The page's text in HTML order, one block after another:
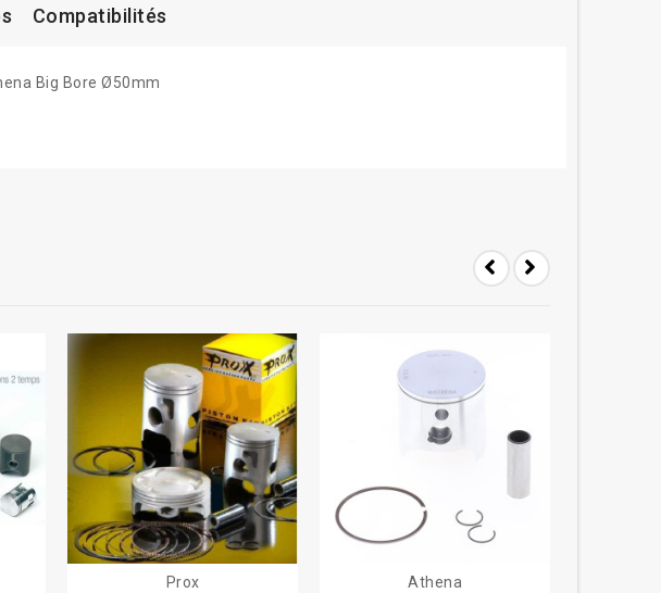
Compatibilités
Big Bore Ø50mm
Prox
Athena